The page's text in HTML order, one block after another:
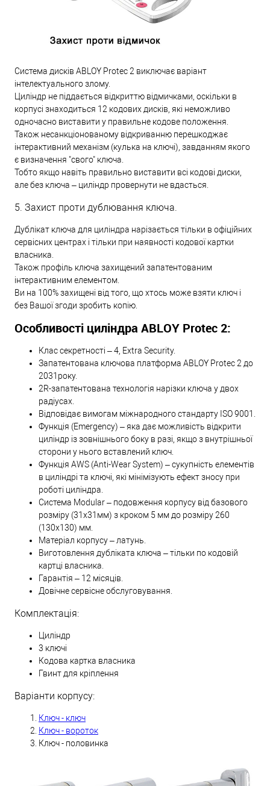
Система дисків ABLOY Protec 2 виключає варіант
інтелектуального злому.
Циліндр не піддається відкриттю відмичками, оскільки в
корпусі знаходиться 12 кодових дисків, які неможливо
одночасно виставити у правильне кодове положення.
Також несанкціонованому відкриванню перешкоджає
інтерактивний механізм (кулька на ключі), завданням якого
є визначення "свого" ключа.
Тобто якщо навіть правильно виставити всі кодові диски,
але без ключа – циліндр провернути не вдасться.
5. Захист проти дублювання ключа.
Дублікат ключа для циліндра нарізається тільки в офіційних
сервісних центрах і тільки при наявності кодової картки
власника.
Також профіль ключа захищений запатентованим
інтерактивним елементом.
Ви на 100% захищені від того, що хтось може взяти ключ і
без Вашої згоди зробить копію.
Особливості циліндра ABLOY Protec 2:
Клас секретності – 4, Extra Security.
Запатентована ключова платформа ABLOY Protec 2 до
2031року.
2R-запатентована технологія нарізки ключа у двох
радіусах.
Відповідає вимогам міжнародного стандарту ISO 9001.
Функція (Emergency) – яка дає можливість відкрити
циліндр із зовнішнього боку в разі, якщо з внутрішньої
сторони у нього вставлений ключ.
Функція AWS (Anti-Wear System) – сукупність елементів
в циліндрі та ключі, які мінімізують ефект зносу при
роботі циліндра.
Система Modular – подовження корпусу від базового
розміру (31х31мм) з кроком 5 мм до розміру 260
(130х130) мм.
Матеріал корпусу – латунь.
Виготовлення дубліката ключа – тільки по кодовій
картці власника.
Гарантія – 12 місяців.
Довічне сервісне обслуговування.
Комплектація:
Циліндр
3 ключі
Кодова картка власника
Гвинт для кріплення
Варіанти корпусу:
Ключ - ключ
Ключ - вороток
Ключ - половинка